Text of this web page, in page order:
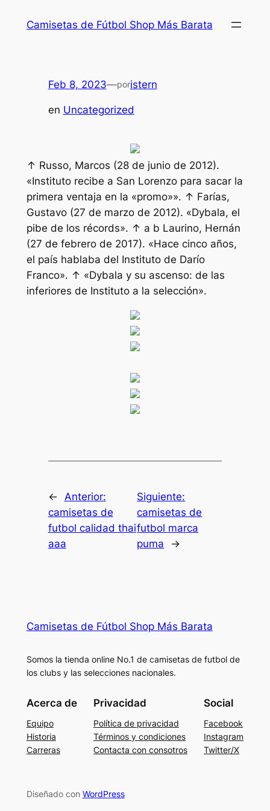
Camisetas de Fútbol Shop Más Barata
Feb 8, 2023—poristern
en Uncategorized
↑ Russo, Marcos (28 de junio de 2012).
«Instituto recibe a San Lorenzo para sacar la
primera ventaja en la «promo»». ↑ Farías,
Gustavo (27 de marzo de 2012). «Dybala, el
pibe de los récords». ↑ a b Laurino, Hernán
(27 de febrero de 2017). «Hace cinco años,
el país hablaba del Instituto de Darío
Franco». ↑ «Dybala y su ascenso: de las
inferiores de Instituto a la selección».
← Anterior:
camisetas de
futbol calidad thai
aaa
Siguiente:
camisetas de
futbol marca
puma
→
Camisetas de Fútbol Shop Más Barata
Somos la tienda online No.1 de camisetas de futbol de
los clubs y las selecciones nacionales.
Acerca de
Equipo
Historia
Carreras
Privacidad
Política de privacidad
Términos y condiciones
Contacta con consotros
Social
Facebook
Instagram
Twitter/X
Diseñado con WordPress